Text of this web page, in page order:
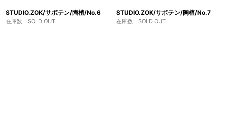
STUDIO.ZOK/サボテン/陶植/No.6
在庫数 SOLD OUT
STUDIO.ZOK/サボテン/陶植/No.7
在庫数 SOLD OUT